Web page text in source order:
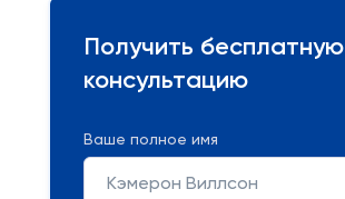
Получить бесплатную
консультацию
Ваше полное имя